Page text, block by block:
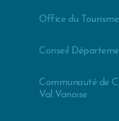
Office du Tourisme
Conseil
Communauté de
Val Vanoise